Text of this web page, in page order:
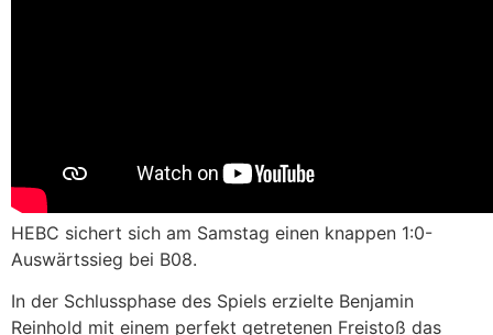
HEBC sichert sich am Samstag einen knappen 1:0-
Auswärtssieg bei B08.
In der Schlussphase des Spiels erzielte Benjamin
Reinhold mit einem perfekt getretenen Freistoß das